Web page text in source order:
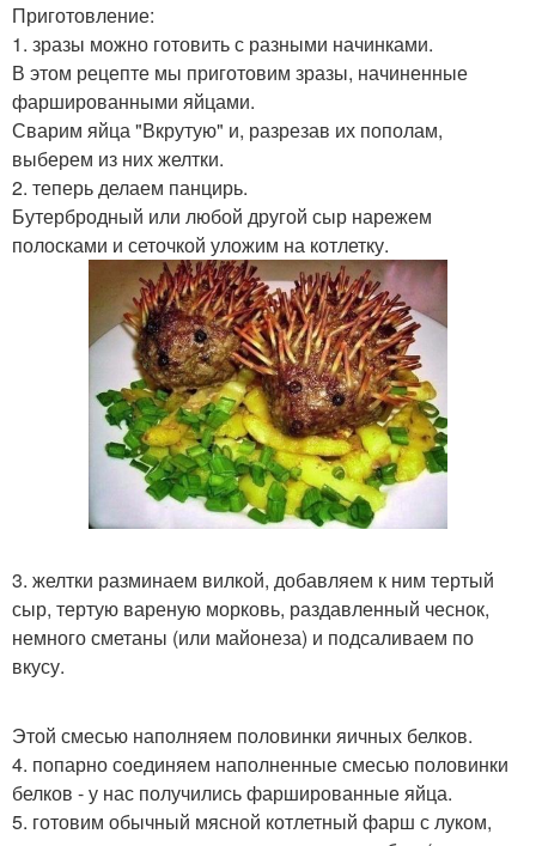
Приготовление:
1. зразы можно готовить с разными начинками.
В этом рецепте мы приготовим зразы, начиненные
фаршированными яйцами.
Сварим яйца "Вкрутую" и, разрезав их пополам,
выберем из них желтки.
2. теперь делаем панцирь.
Бутербродный или любой другой сыр нарежем
полосками и сеточкой уложим на котлетку.
3. желтки разминаем вилкой, добавляем к ним тертый
сыр, тертую вареную морковь, раздавленный чеснок,
немного сметаны (или майонеза) и подсаливаем по
вкусу.
Этой смесью наполняем половинки яичных белков.
4. попарно соединяем наполненные смесью половинки
белков - у нас получились фаршированные яйца.
5. готовим обычный мясной котлетный фарш с луком,